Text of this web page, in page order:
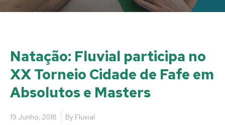
Natação: Fluvial participa no
XX Torneio Cidade de Fafe em
Absolutos e Masters
19 Junho, 2018 By Fluvial